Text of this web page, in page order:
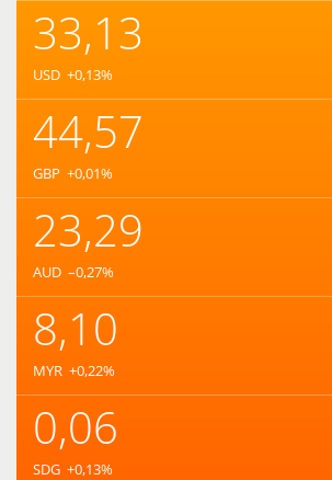
33,13
USD +0,13%
44,57
GBP +0,01%
23,29
AUD –0,27%
8,10
MYR +0,22%
0,06
SDG +0,13%